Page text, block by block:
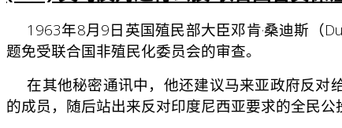
1963年8月9日英国殖民部大臣邓肯·桑迪斯（
题免受联合国非殖民化委员会的审查。
在其他秘密通讯中，他还建议马来亚政府反对
的成员，随后站出来反对印度尼西亚要求的全民公